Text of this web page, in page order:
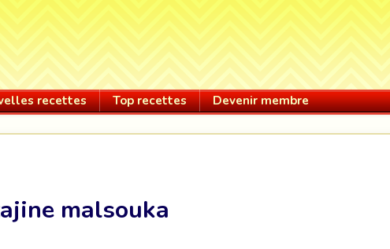
recettes Top recettes Devenir membre
malsouka